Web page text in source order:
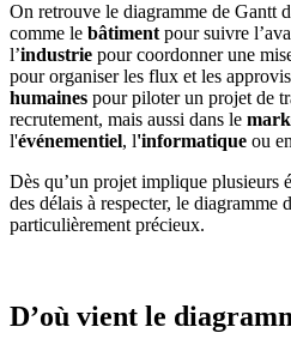
On retrouve le diagramme de Gantt
comme le bâtiment pour suivre
l’industrie pour coordonner une
pour organiser les flux et les
humaines pour piloter un projet de
recrutement, mais aussi dans le
l'événementiel, l'informatique ou
Dès qu’un projet implique plusieurs
des délais à respecter, le diagramme
particulièrement précieux.
D’où vient le